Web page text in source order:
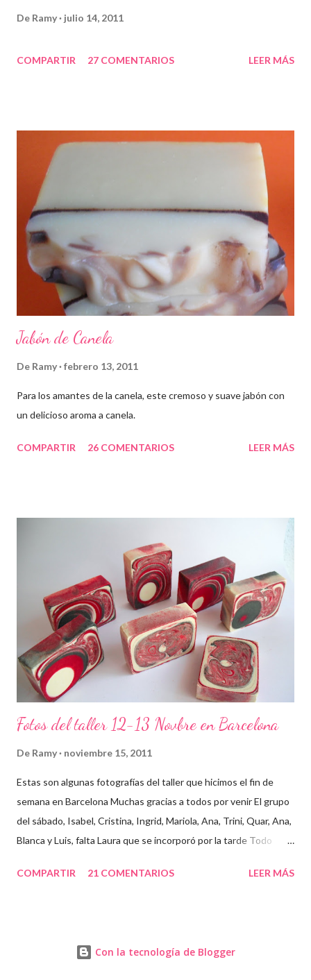
De Ramy julio 14, 2011
COMPARTIR 27 COMENTARIOS LEER MÁS
Jabón de Canela
De Ramy febrero 13, 2011
Para los amantes de la canela, este cremoso y suave jabón con
un delicioso aroma a canela.
COMPARTIR 26 COMENTARIOS LEER MÁS
Fotos del taller 12-13 Novbre en Barcelona
De Ramy noviembre 15, 2011
Estas son algunas fotografías del taller que hicimos el fin de
semana en Barcelona Muchas gracias a todos por venir El grupo
del sábado, Isabel, Cristina, Ingrid, Mariola, Ana, Trini, Quar, Ana,
Blanca y Luis, falta Laura que se incorporó por la tarde Todo
primero un poco de teórica para tener claro lo que tenemos que
las batidoras! Cristina y Blanca Mariola... está guapa hasta con
COMPARTIR 21 COMENTARIOS LEER MÁS
Con la tecnología de Blogger